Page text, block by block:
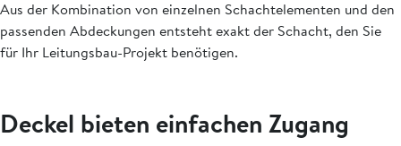
Aus der Kombination von einzelnen Schachtelementen und den
passenden Abdeckungen entsteht exakt der Schacht, den Sie
für Ihr Leitungsbau-Projekt benötigen.
Deckel bieten einfachen Zugang